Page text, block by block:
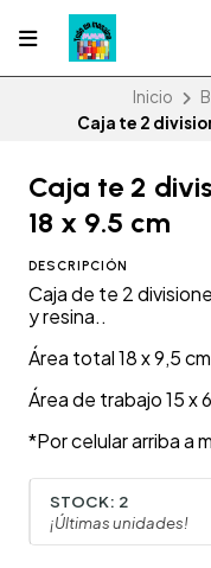
Inicio
Caja te 2
Caja te 2
18 x 9.5 cm
DESCRIPCIÓN
Caja de te 2
y resina..
Área total 18 x 9,5 cm
Área de trabajo 15 x
*Por celular arriba a
STOCK: 2
¡Últimas unidades!